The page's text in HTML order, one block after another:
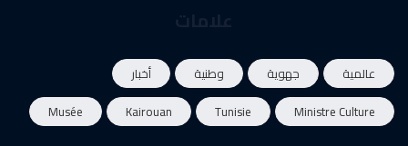
عالمية جهوية وطنية
أخبار
Ministre Culture
Tunisie
Kairouan
Musée